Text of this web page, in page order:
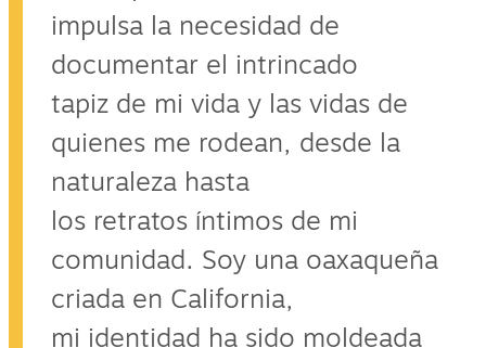
impulsa la necesidad de
documentar el intrincado
tapiz de mi vida y las vidas de
quienes me rodean, desde la
naturaleza hasta
los retratos íntimos de mi
comunidad. Soy una oaxaqueña
criada en California,
mi identidad ha sido moldeada